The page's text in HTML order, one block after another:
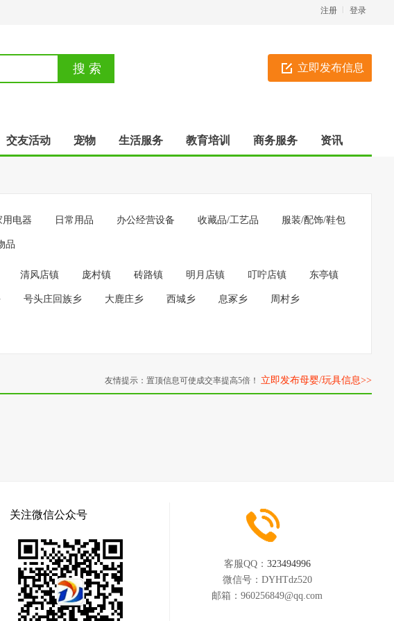
登录
注册
立即发布信息
交友活动 宠物 生活服务 教育培训 商务服务 资讯
用电器 日常用品 办公经营设备 收藏品/工艺品 服装/配饰/鞋包
品
清风店镇 庞村镇 砖路镇 明月店镇 叮咛店镇 东亭镇
号头庄回族乡 大鹿庄乡 西城乡 息冢乡 周村乡
友情提示：置顶信息可使成交率提高5倍！ 立即发布母婴/玩具信息>>
关注微信公众号
客服QQ： 323494996
微信号： DYHTdz520
邮箱： 960256849@qq.com